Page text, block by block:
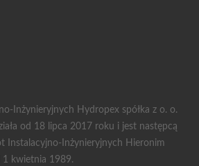
Inżynieryjnych Hydropex spółka z o. o.
od 18 lipca 2017 roku i jest następcą
Instalacyjno-Inżynieryjnych Hieronim
1 kwietnia 1989.